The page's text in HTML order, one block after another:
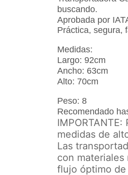
buscando.
Aprobada por
Práctica, segura, f
Medidas:
Largo: 92cm
Ancho: 63cm
Alto: 70cm
Peso: 8
Recomendado
medidas de
Las
con
flujo óptimo de